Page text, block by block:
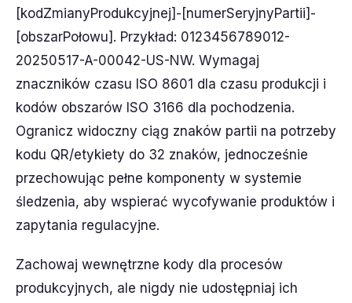
[kodZmianyProdukcyjnej]-[numerSeryjnyPartii]-
[obszarPołowu]. Przykład: 0123456789012-
20250517-A-00042-US-NW. Wymagaj
znaczników czasu ISO 8601 dla czasu produkcji i
kodów obszarów ISO 3166 dla pochodzenia.
Ogranicz widoczny ciąg znaków partii na potrzeby
kodu QR/etykiety do 32 znaków, jednocześnie
przechowując pełne komponenty w systemie
śledzenia, aby wspierać wycofywanie produktów i
zapytania regulacyjne.
Zachowaj wewnętrzne kody dla procesów
produkcyjnych, ale nigdy nie udostępniaj ich